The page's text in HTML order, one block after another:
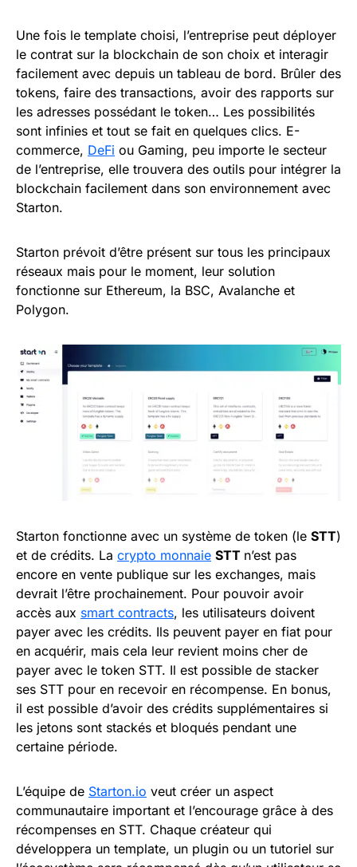
Une fois le template choisi, l’entreprise peut déployer
le contrat sur la blockchain de son choix et interagir
facilement avec depuis un tableau de bord. Brûler des
tokens, faire des transactions, avoir des rapports sur
les adresses possédant le token… Les possibilités
sont infinies et tout se fait en quelques clics. E-
commerce, DeFi ou Gaming, peu importe le secteur
de l’entreprise, elle trouvera des outils pour intégrer la
blockchain facilement dans son environnement avec
Starton.
Starton prévoit d’être présent sur tous les principaux
réseaux mais pour le moment, leur solution
fonctionne sur Ethereum, la BSC, Avalanche et
Polygon.
Starton fonctionne avec un système de token (le STT)
et de crédits. La crypto monnaie STT n’est pas
encore en vente publique sur les exchanges, mais
devrait l’être prochainement. Pour pouvoir avoir
accès aux smart contracts, les utilisateurs doivent
payer avec les crédits. Ils peuvent payer en fiat pour
en acquérir, mais cela leur revient moins cher de
payer avec le token STT. Il est possible de stacker
ses STT pour en recevoir en récompense. En bonus,
il est possible d’avoir des crédits supplémentaires si
les jetons sont stackés et bloqués pendant une
certaine période.
L’équipe de Starton.io veut créer un aspect
communautaire important et l’encourage grâce à des
récompenses en STT. Chaque créateur qui
développera un template, un plugin ou un tutoriel sur